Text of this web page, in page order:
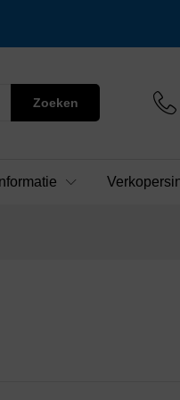
Zoeken